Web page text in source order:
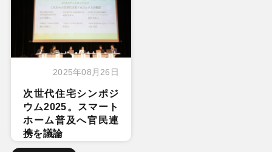
2025年08月26日
次世代住宅シンポジ
ウム2025。スマート
ホーム普及へ官民連
携を議論